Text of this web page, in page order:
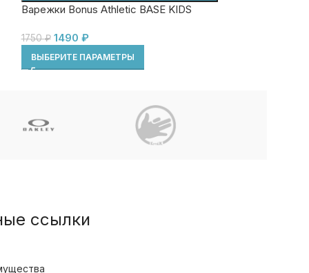
Варежки Bonus Athletic BASE KIDS
1750₽ 1490 ₽
ВЫБЕРИТЕ ПАРАМЕТРЫ
ссылки